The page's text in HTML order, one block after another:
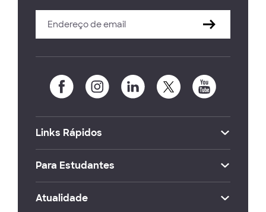
Links Rápidos
Para Estudantes
Atualidade